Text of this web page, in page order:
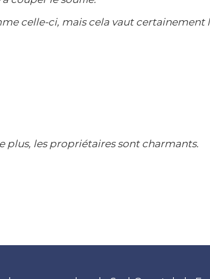
celle-ci, mais cela vaut certainement
plus, les propriétaires sont charmants.